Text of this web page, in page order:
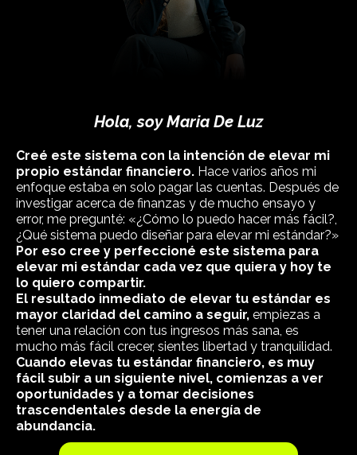
Hola, soy Maria De Luz
Creé este sistema con la intención de elevar mi
propio estándar financiero. Hace varios años mi
enfoque estaba en solo pagar las cuentas. Después de
investigar acerca de finanzas y de mucho ensayo y
error, me pregunté: «¿Cómo lo puedo hacer más fácil?,
¿Qué sistema puedo diseñar para elevar mi estándar?»
Por eso cree y perfeccioné este sistema para
elevar mi estándar cada vez que quiera y hoy te
lo quiero compartir.
El resultado inmediato de elevar tu estándar es
mayor claridad del camino a seguir, empiezas a
tener una relación con tus ingresos más sana, es
mucho más fácil crecer, sientes libertad y tranquilidad.
Cuando elevas tu estándar financiero, es muy
fácil subir a un siguiente nivel, comienzas a ver
oportunidades y a tomar decisiones
trascendentales desde la energía de
abundancia.